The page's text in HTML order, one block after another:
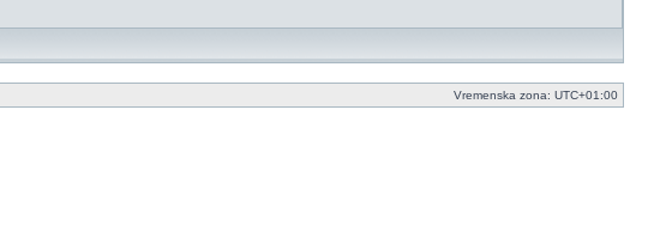
Vremenska zona: UTC+01:00